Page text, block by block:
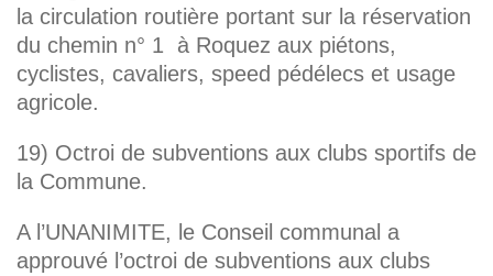
la circulation routière portant sur la réservation
du chemin n° 1 à Roquez aux piétons,
cyclistes, cavaliers, speed pédélecs et usage
agricole.
19) Octroi de subventions aux clubs sportifs de
la Commune.
A l’UNANIMITE, le Conseil communal a
approuvé l’octroi de subventions aux clubs